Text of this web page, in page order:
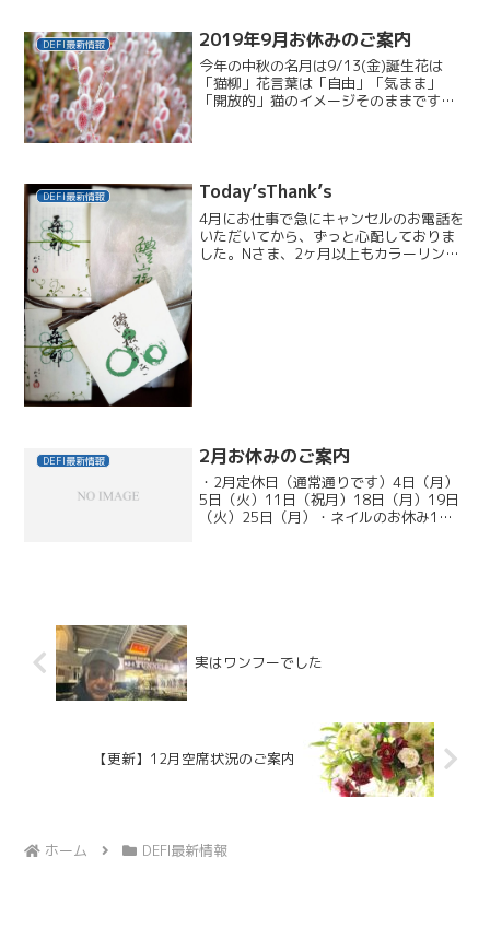
を施術する時に使われるもので、その時
のお客様自身の状態によっ...
DEFI最新情報 2019年9月お休みのご案内
今年の中秋の名月は9/13(金)誕生花は
「猫柳」花言葉は「自由」「気まま」
「開放的」猫のイメージそのままです
DEFI最新情報 Today’sThank’s
4月にお仕事で急にキャンセルのお電話を
いただいてから、ずっと心配しておりま
した。Nさま、2ヶ月以上もカラーリング
DEFI最新情報 2月お休みのご案内
・2月定休日（通常通りです）4日（月）
5日（火）11日（祝月）18日（月）19日
（火）25日（月）・ネイルのお休み1日
実はワンフーでした
【更新】12月空席状況のご案内
ホーム DEFI最新情報